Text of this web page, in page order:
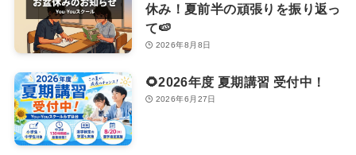
休み！夏前半の頑張りを振り返っ
て🍉
2026年8月8日
🌻2026年度 夏期講習 受付中！
2026年6月27日